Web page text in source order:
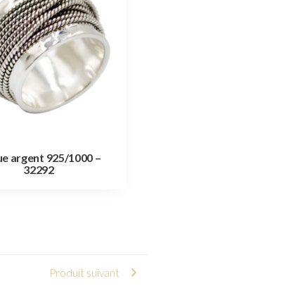
argent 925/1000 –
32292
Produit suivant